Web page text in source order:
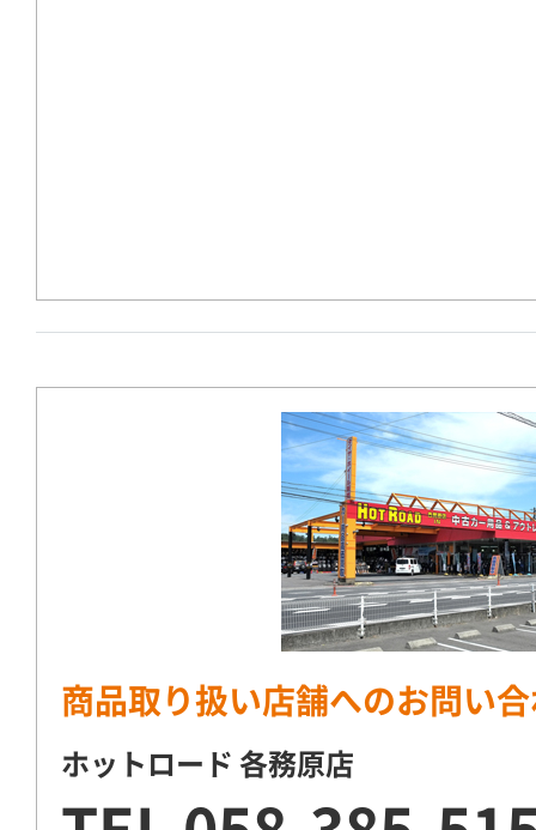
商品取り扱い店舗へのお問い
ホットロード 各務原店